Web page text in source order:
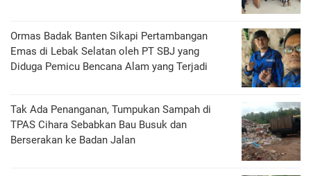
Ormas Badak Banten Sikapi Pertambangan
Emas di Lebak Selatan oleh PT SBJ yang
Diduga Pemicu Bencana Alam yang Terjadi
Tak Ada Penanganan, Tumpukan Sampah di
TPAS Cihara Sebabkan Bau Busuk dan
Berserakan ke Badan Jalan